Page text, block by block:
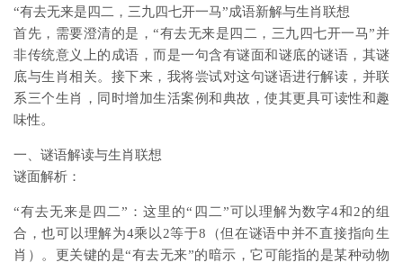
“有去无来是四二，三九四七开一马”成语新解与生肖联想
首先，需要澄清的是，“有去无来是四二，三九四七开一马”并
非传统意义上的成语，而是一句含有谜面和谜底的谜语，其谜
底与生肖相关。接下来，我将尝试对这句谜语进行解读，并联
系三个生肖，同时增加生活案例和典故，使其更具可读性和趣
味性。
一、谜语解读与生肖联想
谜面解析：
“有去无来是四二”：这里的“四二”可以理解为数字4和2的组
合，也可以理解为4乘以2等于8（但在谜语中并不直接指向生
肖）。更关键的是“有去无来”的暗示，它可能指的是某种动物